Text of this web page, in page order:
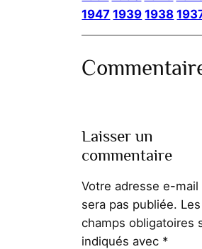
1947 1939 1938
Laisser un
commentaire
Votre adresse e-mail
sera pas publiée. Les
champs obligatoires
indiqués avec *